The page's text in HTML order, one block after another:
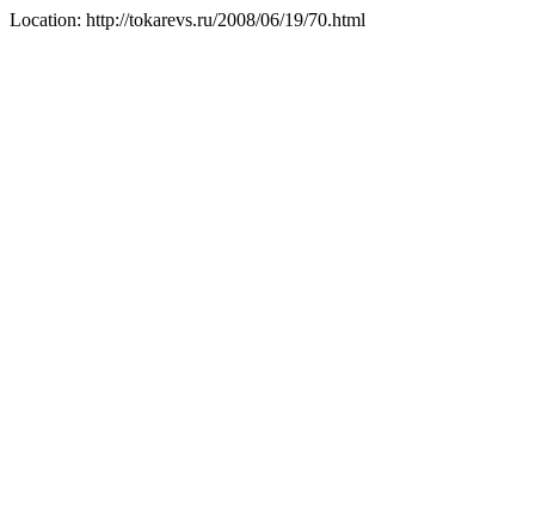
Location: http://tokarevs.ru/2008/06/19/70.html